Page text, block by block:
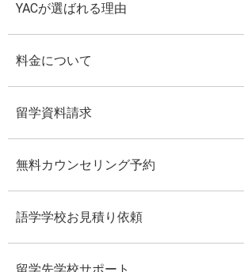
YACが選ばれる理由
料金について
留学資料請求
無料カウンセリング予約
語学学校お見積り依頼